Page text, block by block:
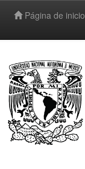
Página de inicio